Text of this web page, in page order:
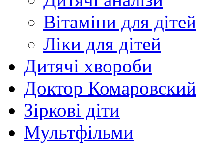
Вітаміни для дітей
Ліки для дітей
Дитячі хвороби
Доктор Комаровский
Зіркові діти
Мультфільми